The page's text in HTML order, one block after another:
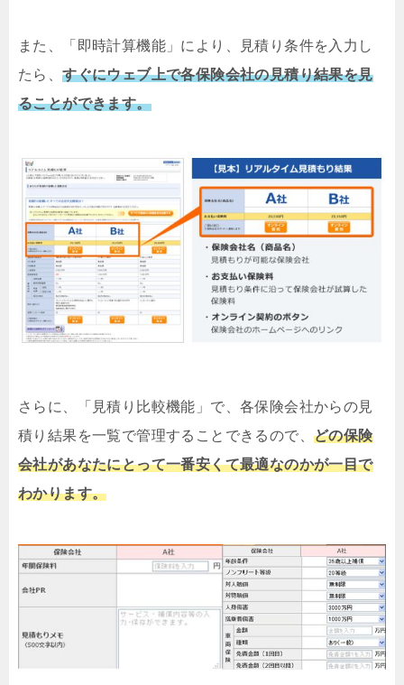
また、「即時計算機能」により、見積り条件を入力し
たら、すぐにウェブ上で各保険会社の見積り結果を見
ることができます。
さらに、「見積り比較機能」で、各保険会社からの見
積り結果を一覧で管理することできるので、 どの保険
会社があなたにとって一番安くて最適なのかが一目で
わかります。